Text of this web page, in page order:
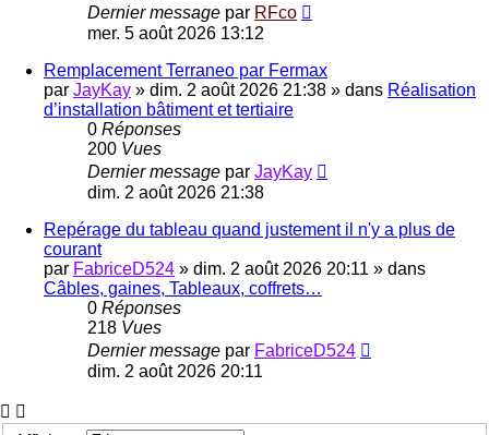
Dernier message par RFco
mer. 5 août 2026 13:12
Remplacement Terraneo par Fermax
par JayKay » dim. 2 août 2026 21:38 » dans Réalisation
d’installation bâtiment et tertiaire
0 Réponses
200 Vues
Dernier message par JayKay
dim. 2 août 2026 21:38
Repérage du tableau quand justement il n'y a plus de
courant
par FabriceD524 » dim. 2 août 2026 20:11 » dans
Câbles, gaines, Tableaux, coffrets…
0 Réponses
218 Vues
Dernier message par FabriceD524
dim. 2 août 2026 20:11